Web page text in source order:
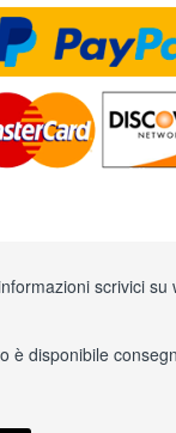
scrivici su
è disponibile